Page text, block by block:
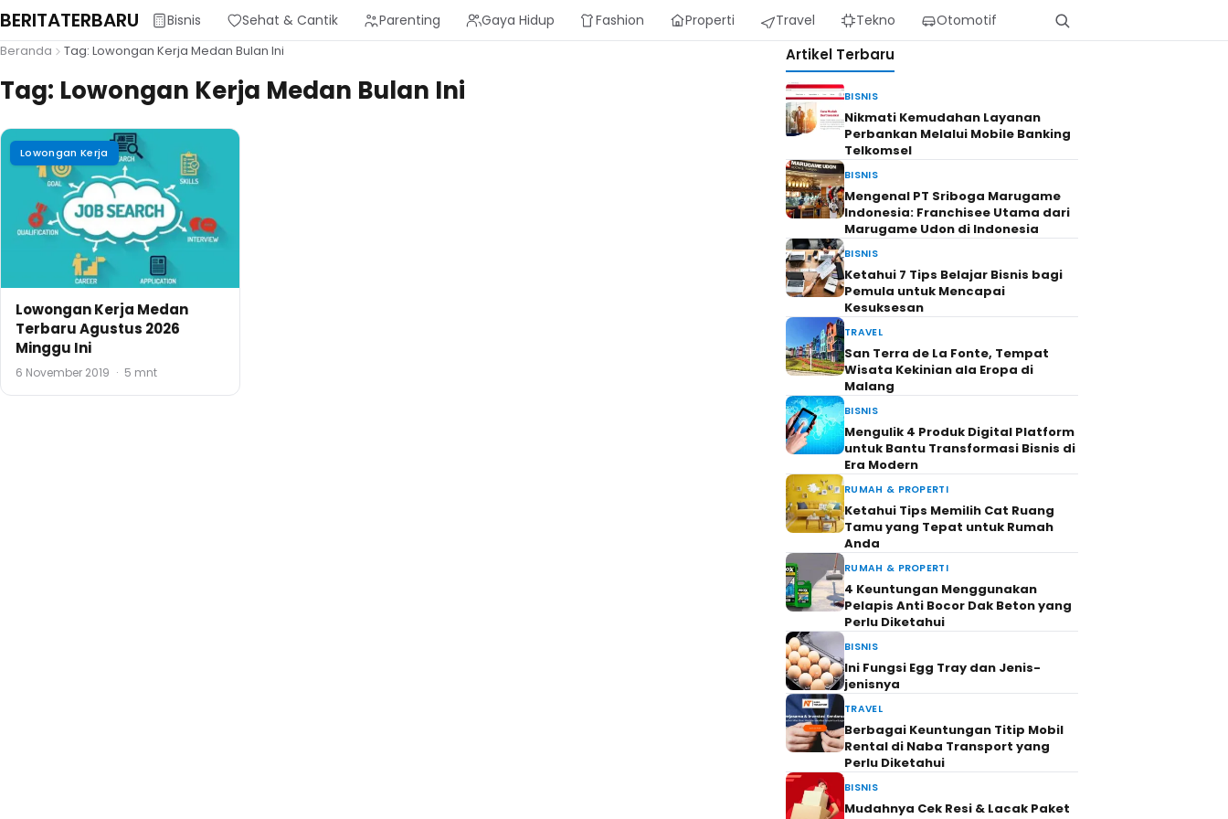
BERITATERBARU Bisnis Sehat & Cantik Parenting Gaya Hidup Fashion Properti Travel Tekno Otomotif
Beranda Tag: Lowongan Kerja Medan Bulan Ini
Tag: Lowongan Kerja Medan Bulan Ini
Lowongan Kerja
Lowongan Kerja Medan
Terbaru Agustus 2026
Minggu Ini
6 November 2019 · 5 mnt
Artikel Terbaru
BISNIS
Nikmati Kemudahan Layanan
Perbankan Melalui Mobile Banking
Telkomsel
BISNIS
Mengenal PT Sriboga Marugame
Indonesia: Franchisee Utama dari
Marugame Udon di Indonesia
BISNIS
Ketahui 7 Tips Belajar Bisnis bagi
Pemula untuk Mencapai
Kesuksesan
TRAVEL
San Terra de La Fonte, Tempat
Wisata Kekinian ala Eropa di
Malang
BISNIS
Mengulik 4 Produk Digital Platform
untuk Bantu Transformasi Bisnis di
Era Modern
RUMAH & PROPERTI
Ketahui Tips Memilih Cat Ruang
Tamu yang Tepat untuk Rumah
Anda
RUMAH & PROPERTI
4 Keuntungan Menggunakan
Pelapis Anti Bocor Dak Beton yang
Perlu Diketahui
BISNIS
Ini Fungsi Egg Tray dan Jenis-
jenisnya
TRAVEL
Berbagai Keuntungan Titip Mobil
Rental di Naba Transport yang
Perlu Diketahui
BISNIS
Mudahnya Cek Resi & Lacak Paket